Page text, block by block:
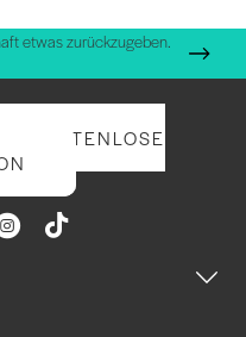
etwas zurückzugeben.
KOSTENLOSE